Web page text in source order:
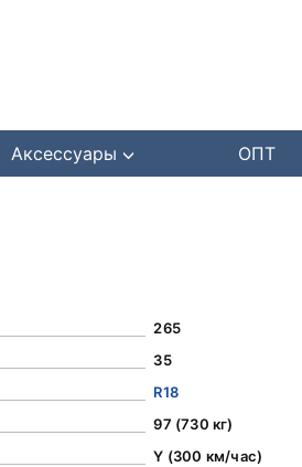
Аксессуары ОПТ
265
35
R18
97 (730 кг)
Y (300 км/час)